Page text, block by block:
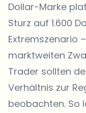
Dollar-Marke
Sturz auf 1.600
Extremszenario
marktweiten
Trader sollten
Verhältnis zur
beobachten. So